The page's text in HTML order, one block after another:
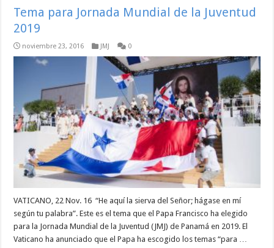
Tema para Jornada Mundial de la Juventud
2019
noviembre 23, 2016 JMJ 0
VATICANO, 22 Nov. 16 “He aquí la sierva del Señor; hágase en mí
según tu palabra”. Este es el tema que el Papa Francisco ha elegido
para la Jornada Mundial de la Juventud (JMJ) de Panamá en 2019. El
Vaticano ha anunciado que el Papa ha escogido los temas “para …